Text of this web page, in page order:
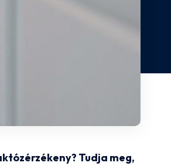
Tudja meg,